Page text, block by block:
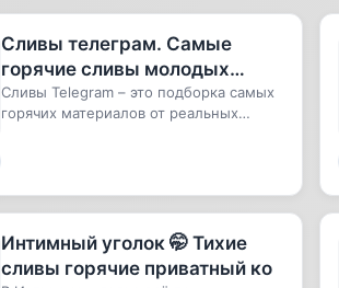
Сливы телеграм. Самые
горячие сливы молодых
телеграм
Сливы Telegram – это подборка самых
горячих материалов от реальных
Интимный уголок 🤭 Тихие
сливы горячие приватный ко